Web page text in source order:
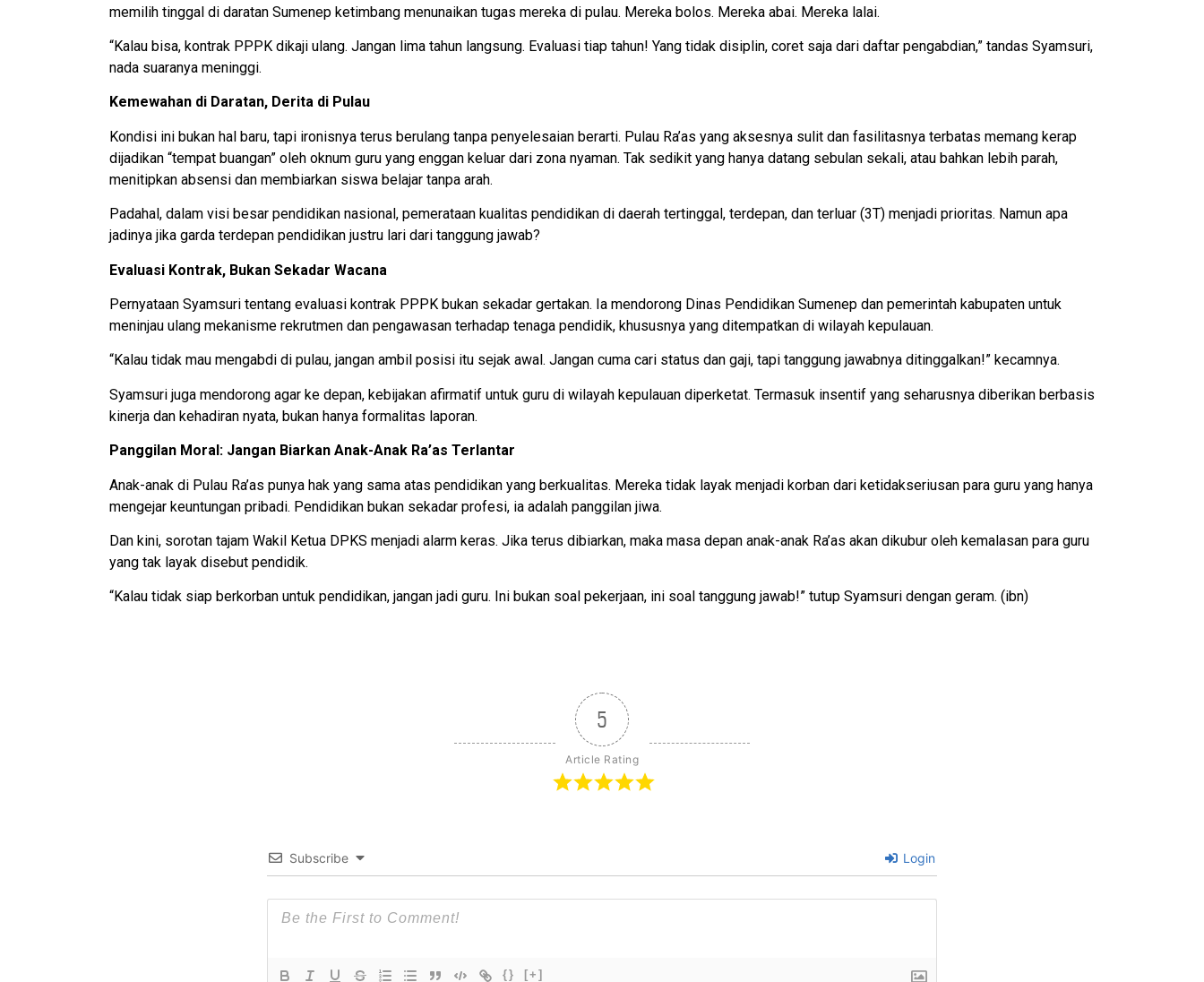
memilih tinggal di daratan Sumenep ketimbang menunaikan tugas mereka di pulau. Mereka bolos. Mereka abai. Mereka lalai.
“Kalau bisa, kontrak PPPK dikaji ulang. Jangan lima tahun langsung. Evaluasi tiap tahun! Yang tidak disiplin, coret saja dari daftar pengabdian,” tandas Syamsuri,
nada suaranya meninggi.
Kemewahan di Daratan, Derita di Pulau
Kondisi ini bukan hal baru, tapi ironisnya terus berulang tanpa penyelesaian berarti. Pulau Ra’as yang aksesnya sulit dan fasilitasnya terbatas memang kerap
dijadikan “tempat buangan” oleh oknum guru yang enggan keluar dari zona nyaman. Tak sedikit yang hanya datang sebulan sekali, atau bahkan lebih parah,
menitipkan absensi dan membiarkan siswa belajar tanpa arah.
Padahal, dalam visi besar pendidikan nasional, pemerataan kualitas pendidikan di daerah tertinggal, terdepan, dan terluar (3T) menjadi prioritas. Namun apa
jadinya jika garda terdepan pendidikan justru lari dari tanggung jawab?
Evaluasi Kontrak, Bukan Sekadar Wacana
Pernyataan Syamsuri tentang evaluasi kontrak PPPK bukan sekadar gertakan. Ia mendorong Dinas Pendidikan Sumenep dan pemerintah kabupaten untuk
meninjau ulang mekanisme rekrutmen dan pengawasan terhadap tenaga pendidik, khususnya yang ditempatkan di wilayah kepulauan.
“Kalau tidak mau mengabdi di pulau, jangan ambil posisi itu sejak awal. Jangan cuma cari status dan gaji, tapi tanggung jawabnya ditinggalkan!” kecamnya.
Syamsuri juga mendorong agar ke depan, kebijakan afirmatif untuk guru di wilayah kepulauan diperketat. Termasuk insentif yang seharusnya diberikan berbasis
kinerja dan kehadiran nyata, bukan hanya formalitas laporan.
Panggilan Moral: Jangan Biarkan Anak-Anak Ra’as Terlantar
Anak-anak di Pulau Ra’as punya hak yang sama atas pendidikan yang berkualitas. Mereka tidak layak menjadi korban dari ketidakseriusan para guru yang hanya
mengejar keuntungan pribadi. Pendidikan bukan sekadar profesi, ia adalah panggilan jiwa.
Dan kini, sorotan tajam Wakil Ketua DPKS menjadi alarm keras. Jika terus dibiarkan, maka masa depan anak-anak Ra’as akan dikubur oleh kemalasan para guru
yang tak layak disebut pendidik.
“Kalau tidak siap berkorban untuk pendidikan, jangan jadi guru. Ini bukan soal pekerjaan, ini soal tanggung jawab!” tutup Syamsuri dengan geram. (ibn)
5
Article Rating
Subscribe Login
{} [+]